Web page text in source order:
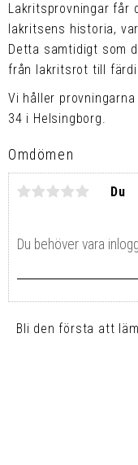
Lakritsprovningar får
lakritsens historia,
Detta samtidigt som
från lakritsrot till
Vi håller
34 i Helsingborg.
Omdömen
Du
Bli den första att